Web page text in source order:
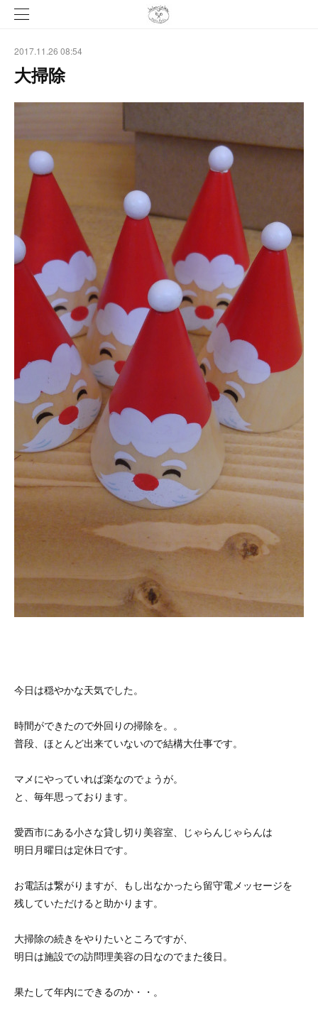
2017.11.26 08:54
大掃除
今日は穏やかな天気でした。
時間ができたので外回りの掃除を。。
普段、ほとんど出来ていないので結構大仕事です。
マメにやっていれば楽なのでょうが。
と、毎年思っております。
愛西市にある小さな貸し切り美容室、じゃらんじゃらんは
明日月曜日は定休日です。
お電話は繋がりますが、もし出なかったら留守電メッセージを
残していただけると助かります。
大掃除の続きをやりたいところですが、
明日は施設での訪問理美容の日なのでまた後日。
果たして年内にできるのか・・。